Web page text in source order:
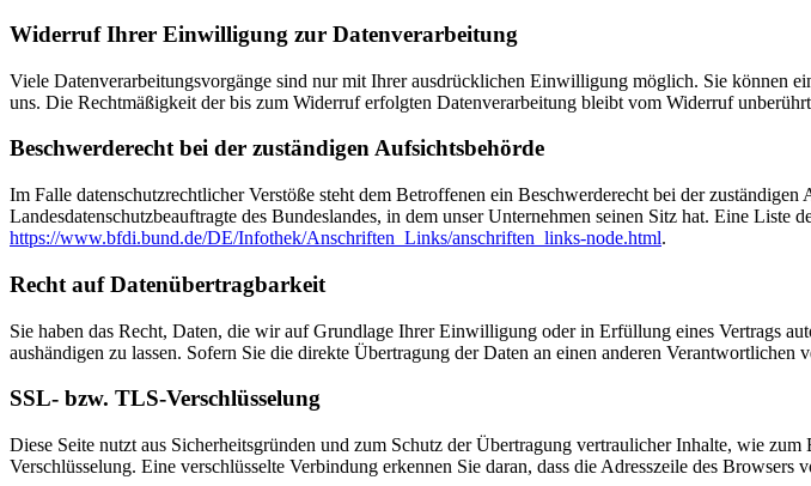
Widerruf Ihrer Einwilligung zur Datenverarbeitung
Viele Datenverarbeitungsvorgänge sind nur mit Ihrer ausdrücklichen Einwilligung möglich. Sie können
uns. Die Rechtmäßigkeit der bis zum Widerruf erfolgten Datenverarbeitung bleibt vom Widerruf
Beschwerderecht bei der zuständigen Aufsichtsbehörde
Im Falle datenschutzrechtlicher Verstöße steht dem Betroffenen ein Beschwerderecht bei der
Landesdatenschutzbeauftragte des Bundeslandes, in dem unser Unternehmen seinen Sitz hat. Eine
https://www.bfdi.bund.de/DE/Infothek/Anschriften_Links/anschriften_links-node.html.
Recht auf Datenübertragbarkeit
Sie haben das Recht, Daten, die wir auf Grundlage Ihrer Einwilligung oder in Erfüllung eines Vertrags
aushändigen zu lassen. Sofern Sie die direkte Übertragung der Daten an einen anderen Verantwortlichen
SSL- bzw. TLS-Verschlüsselung
Diese Seite nutzt aus Sicherheitsgründen und zum Schutz der Übertragung vertraulicher Inhalte, wie
Verschlüsselung. Eine verschlüsselte Verbindung erkennen Sie daran, dass die Adresszeile des